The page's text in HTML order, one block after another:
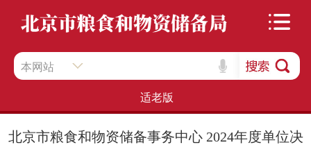
本网站
适老版
北京市粮食和物资储备事务中心 2024年度单位决